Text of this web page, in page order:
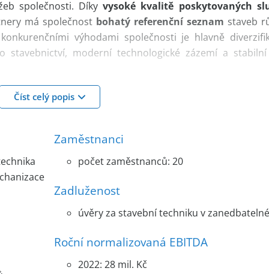
společnosti. Díkyvysoké kvalitě poskytovaných
má společnost bohatý referenční seznam staveb
výhodami společnosti je hlavně
stavebnictví, moderní technologické zázemí a stabilní
přepravní a hutnící technikou
závislosti na externích dodavatelích. Společnost
závislosti společnosti na jejich operativních
pozici jako doposud, případně v roli konzultantů tak,
majitele.
tržby na úrovni 80–130 mil. Kč. EBITDA
20 – 40 mil. Kč (marže tak pravidelně přesahuje
úspěšně budovali a vytvořili z ní etablovanou
Číst celý popis
Zaměstnanci
počet zaměstnanců: 20
Zadluženost
úvěry za stavební techniku v
Roční normalizovaná EBITDA
2022: 28 mil. Kč